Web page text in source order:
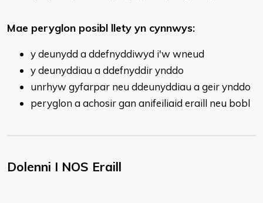
Mae peryglon posibl llety yn cynnwys:
y deunydd a ddefnyddiwyd i'w wneud
y deunyddiau a ddefnyddir ynddo
unrhyw gyfarpar neu ddeunyddiau a geir ynddo
peryglon a achosir gan anifeiliaid eraill neu bobl
Dolenni I NOS Eraill